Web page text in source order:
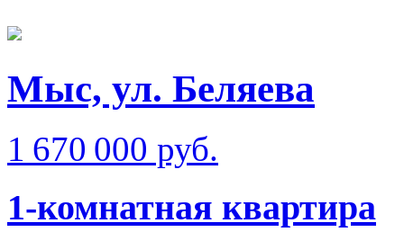
Мыс, ул. Беляева
1 670 000 руб.
1-комнатная квартира